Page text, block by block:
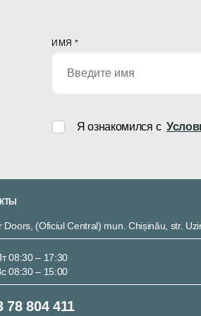
ИМЯ *
Я ознакомился с
Doors, (Oficiul Central) mun. Chișinău, str.
08:30 – 17:30
08:30 – 15:00
78 804 411